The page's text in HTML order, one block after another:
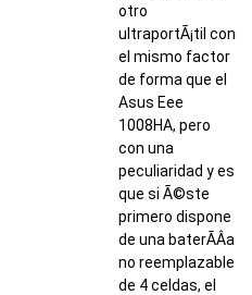
otro
ultraportÃ¡til con
el mismo factor
de forma que el
Asus Eee
1008HA, pero
con una
peculiaridad y es
que si Ã©ste
primero dispone
de una baterÃ­Â­a
no reemplazable
de 4 celdas, el